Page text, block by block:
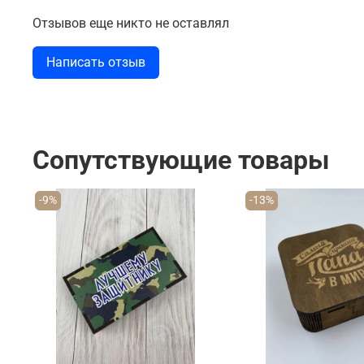
Отзывов еще никто не оставлял
Написать отзыв
Сопутствующие товары
-9% -13%